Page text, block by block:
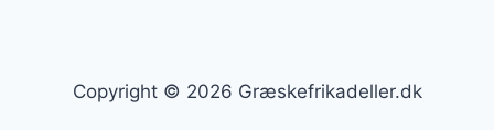
Copyright © 2026 Græskefrikadeller.dk